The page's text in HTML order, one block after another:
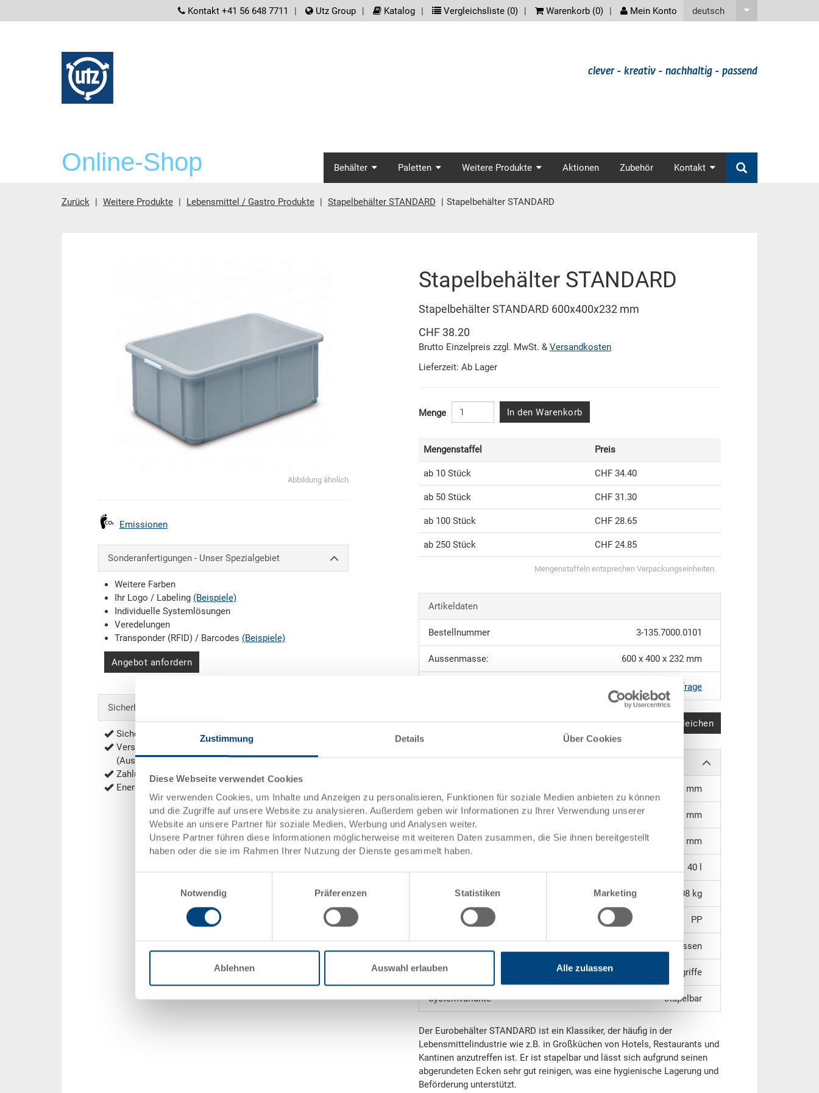
Zustimmung Details Über Cookies
Diese Webseite verwendet Cookies
Wir verwenden Cookies, um Inhalte und Anzeigen zu personalisieren, Funktionen für soziale Medien anbieten zu können
und die Zugriffe auf unsere Website zu analysieren. Außerdem geben wir Informationen zu Ihrer Verwendung unserer
Website an unsere Partner für soziale Medien, Werbung und Analysen weiter.
Unsere Partner führen diese Informationen möglicherweise mit weiteren Daten zusammen, die Sie ihnen bereitgestellt
haben oder die sie im Rahmen Ihrer Nutzung der Dienste gesammelt haben.
Notwendig
Präferenzen Statistiken Marketing
Ablehnen Auswahl erlauben Alle zulassen
deutsch
screenreader.meta_nav
Kontakt +41 56 648 7711 Utz Group Katalog Vergleichsliste (0) Warenkorb (0) Mein Konto
clever - kreativ - nachhaltig - passend
Online-Shop screenreader.main_nav
Behälter Paletten Weitere Produkte Aktionen Zubehör Kontakt
Zurück Weitere Produkte Lebensmittel / Gastro Produkte Stapelbehälter STANDARD Stapelbehälter STANDARD
Abbildung ähnlich
Emissionen
Sonderanfertigungen - Unser Spezialgebiet
Weitere Farben
Ihr Logo / Labeling (Beispiele)
Individuelle Systemlösungen
Veredelungen
Transponder (RFID) / Barcodes (Beispiele)
Angebot anfordern
Sicherheit & Bestellung
Sichere Bestellung mit Verschlüsselung
Versandkostenfrei ab 1'000.- CHF Nettowarenwert
(Ausnahmen sieheVersandkosten)
Zahlung per Rechnung, Vorauskasse
Energieeffiziente und nachhaltige Produktion
Stapelbehälter STANDARD
Stapelbehälter STANDARD 600x400x232 mm
CHF 38.20
Brutto Einzelpreis zzgl. MwSt. & Versandkosten
Lieferzeit: Ab Lager
Menge In den Warenkorb
Mengenstaffel Preis
ab 10 Stück CHF 34.40
ab 50 Stück CHF 31.30
ab 100 Stück CHF 28.65
ab 250 Stück CHF 24.85
Mengenstaffeln entsprechen Verpackungseinheiten.
Artikeldaten
Bestellnummer 3-135.7000.0101
Aussenmasse: 600 x 400 x 232 mm
Weitere Farben auf Anfrage
Angebot anfordern Produkt vergleichen
542 x 360 x 225 mm
Nutzhöhe 207 mm
Stapelhöhe 214 mm
40 l
Gewicht 2.08 kg
Material PP
geschlossen
Griffe 2 Tragegriffe
Systemvariante stapelbar
Der Eurobehälter STANDARD ist ein Klassiker, der häufig in der
Lebensmittelindustrie wie z.B. in Großküchen von Hotels, Restaurants und
Kantinen anzutreffen ist. Er ist stapelbar und lässt sich aufgrund seinen
abgerundeten Ecken sehr gut reinigen, was eine hygienische Lagerung und
Beförderung unterstützt.